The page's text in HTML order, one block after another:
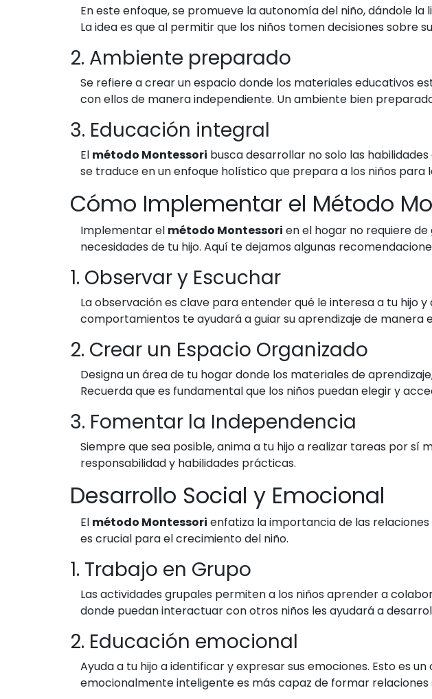
En este enfoque, se promueve la autonomía del niño, dándole
La idea es que al permitir que los niños tomen decisiones sobre
2. Ambiente preparado
Se refiere a crear un espacio donde los materiales educativos
con ellos de manera independiente. Un ambiente bien
3. Educación integral
El método Montessori busca desarrollar no solo las
se traduce en un enfoque holístico que prepara a los niños para
Cómo Implementar el Método
Implementar el método Montessori en el hogar no requiere
necesidades de tu hijo. Aquí te dejamos algunas
1. Observar y Escuchar
La observación es clave para entender qué le interesa a tu hijo
comportamientos te ayudará a guiar su aprendizaje de manera
2. Crear un Espacio Organizado
Designa un área de tu hogar donde los materiales de
Recuerda que es fundamental que los niños puedan elegir y
3. Fomentar la Independencia
Siempre que sea posible, anima a tu hijo a realizar tareas por sí
responsabilidad y habilidades prácticas.
Desarrollo Social y Emocional
El método Montessori enfatiza la importancia de las
es crucial para el crecimiento del niño.
1. Trabajo en Grupo
Las actividades grupales permiten a los niños aprender a
donde puedan interactuar con otros niños les ayudará a
2. Educación emocional
Ayuda a tu hijo a identificar y expresar sus emociones. Esto es
emocionalmente inteligente es más capaz de formar